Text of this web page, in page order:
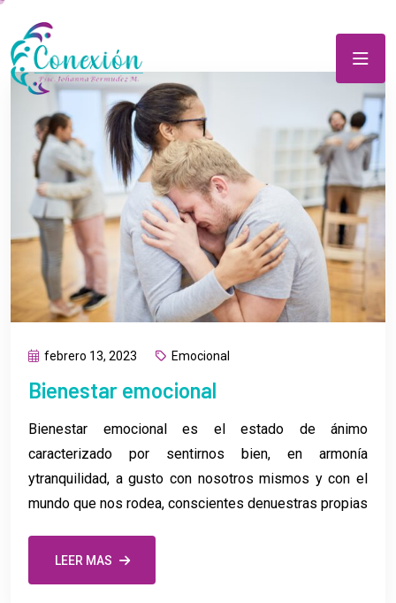
febrero 13, 2023 Emocional
Bienestar emocional
Bienestar emocional es el estado de ánimo
caracterizado por sentirnos bien, en armonía
ytranquilidad, a gusto con nosotros mismos y con el
mundo que nos rodea, conscientes denuestras propias
LEER MAS